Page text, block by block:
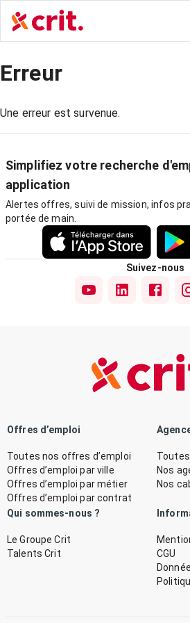
Erreur
Une erreur est survenue.
Simplifiez votre recherche
application
Alertes offres, suivi de mission, infos
portée de main.
Suivez-nous
Offres d’emploi
Toutes nos offres d’emploi
Offres d’emploi par ville
Offres d’emploi par métier
Offres d’emploi par contrat
Nos
Nos
Qui sommes-nous ?
Le Groupe Crit
Talents Crit
CGU